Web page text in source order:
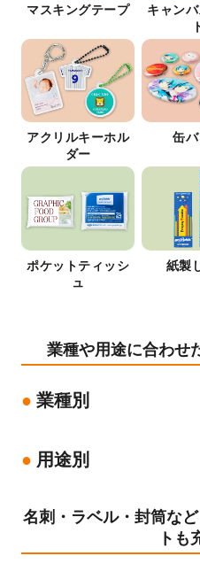
マスキングテープ
キャン
アクリルキーホル
ダー
缶
ポケットティッシ
ュ
紙製
業種や用途に合わせ
業種別
用途別
名刺・ラベル・封筒な
トも